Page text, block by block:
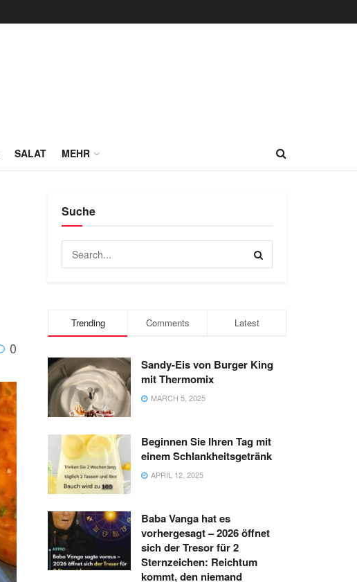
SALAT MEHR
0
Suche
Trending Comments Latest
Sandy-Eis von Burger King
mit Thermomix
MARCH 5, 2025
Beginnen Sie Ihren Tag mit
einem Schlankheitsgetränk
APRIL 12, 2025
Baba Vanga hat es
vorhergesagt – 2026 öffnet
sich der Tresor für 2
Sternzeichen: Reichtum
kommt, den niemand